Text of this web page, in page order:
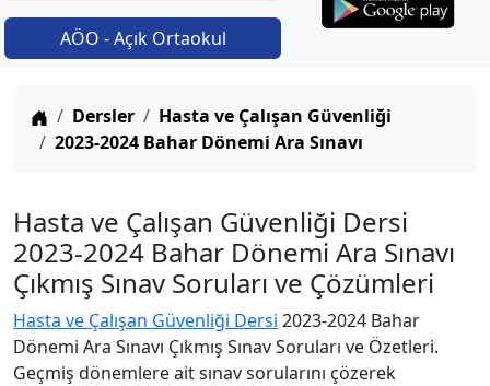
AÖO - Açık Ortaokul
Anasayfa
Dersler
Hasta ve Çalışan Güvenliği
2023-2024 Bahar Dönemi Ara Sınavı
Hasta ve Çalışan Güvenliği Dersi
2023-2024 Bahar Dönemi Ara Sınavı
Çıkmış Sınav Soruları ve Çözümleri
Hasta ve Çalışan Güvenliği Dersi 2023-2024 Bahar
Dönemi Ara Sınavı Çıkmış Sınav Soruları ve Özetleri.
Geçmiş dönemlere ait sınav sorularını çözerek